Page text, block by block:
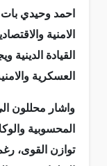
احمد وحيدي
الامنية
القيادة
العسكرية
واشار محللون
المحسوبية
توازن القوى،